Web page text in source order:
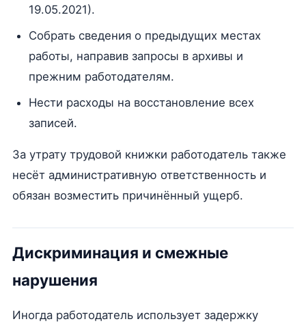
19.05.2021).
Собрать сведения о предыдущих местах
работы, направив запросы в архивы и
прежним работодателям.
Нести расходы на восстановление всех
записей.
За утрату трудовой книжки работодатель также
несёт административную ответственность и
обязан возместить причинённый ущерб.
Дискриминация и смежные
нарушения
Иногда работодатель использует задержку